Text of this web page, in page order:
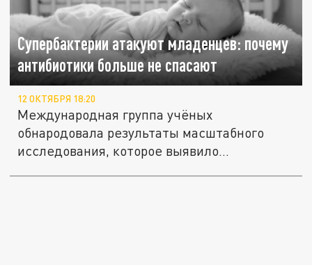
Супербактерии атакуют младенцев: почему
антибиотики больше не спасают
12 ОКТЯБРЯ 18:20
Международная группа учёных
обнародовала результаты масштабного
исследования, которое выявило